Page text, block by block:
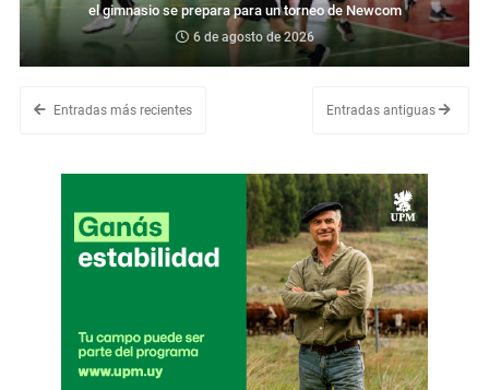
el gimnasio se prepara para un torneo de Newcom
6 de agosto de 2026
Entradas más recientes Entradas antiguas